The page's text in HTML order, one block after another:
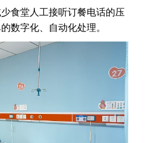
食堂人工接听订餐电话的压
数字化、自动化处理。